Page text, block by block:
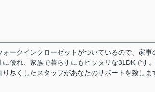
ークインクローゼットがついているので、家
優れ、家族で暮らすにもピッタリな3LDKです
尽くしたスタッフがあなたのサポートを致しま